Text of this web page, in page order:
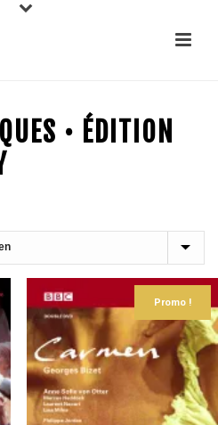
• ÉDITION
Promo !